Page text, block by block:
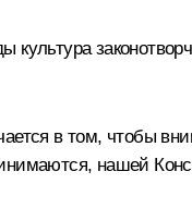
в том, чтобы
нашей